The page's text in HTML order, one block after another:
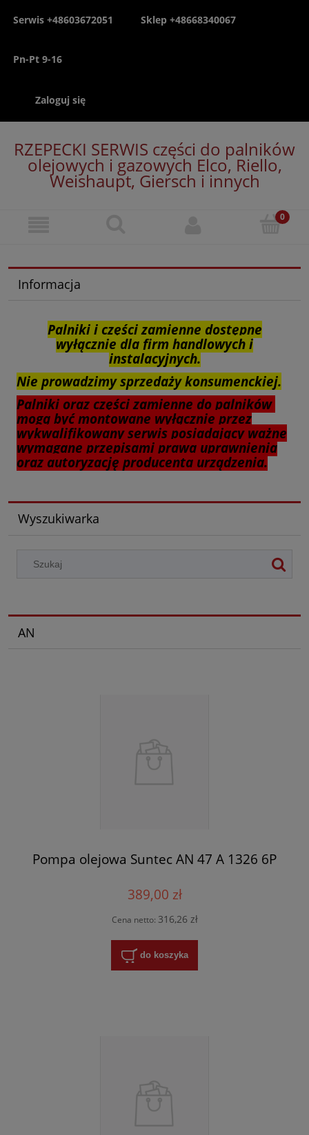
Serwis +48603672051 Sklep +48668340067
Pn-Pt 9-16
Zaloguj się
RZEPECKI SERWIS części do palników
olejowych i gazowych Elco, Riello,
Weishaupt, Giersch i innych
Informacja
Palniki i części zamienne dostępne
wyłącznie dla firm handlowych i
instalacyjnych.
Nie prowadzimy sprzedaży konsumenckiej.
Palniki oraz części zamienne do palników
mogą być montowane wyłącznie przez
wykwalifikowany serwis posiadający ważne
wymagane przepisami prawa uprawnienia
oraz autoryzację producenta urządzenia.
Wyszukiwarka
AN
Pompa olejowa Suntec AN 47 A 1326 6P
389,00 zł
Cena netto: 316,26 zł
do koszyka